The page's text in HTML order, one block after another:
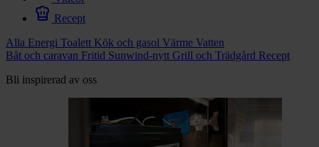
chef_hat Recept
Alla Energi Toalett Kök och gasol Värme Vatten
Båt och caravan Fritid Sunwind-nytt Grill och Trädgård Recept
Bli inspirerad av oss